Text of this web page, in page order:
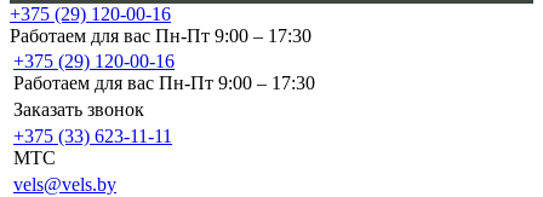
+375 (29) 120-00-16
Работаем для вас Пн-Пт 9:00 – 17:30
+375 (29) 120-00-16
Работаем для вас Пн-Пт 9:00 – 17:30
Заказать звонок
+375 (33) 623-11-11
MTC
vels@vels.by